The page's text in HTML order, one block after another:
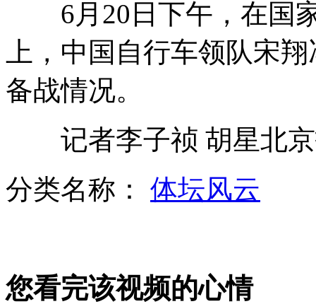
实拍男子无证驾车被查挥砖头砸民警
南科大创新复试:7分钟内从1写到300
6月20日下午，在国家
上，中国自行车领队宋
备战情况。
记者李子祯 胡星北京
分类名称： 体坛风云
您看完该视频的心情